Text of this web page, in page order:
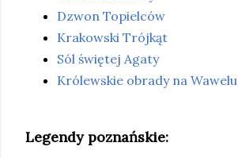
Dzwon Topielców
Krakowski Trójkąt
Sól świętej Agaty
Królewskie obrady na Wawelu
Legendy poznańskie: